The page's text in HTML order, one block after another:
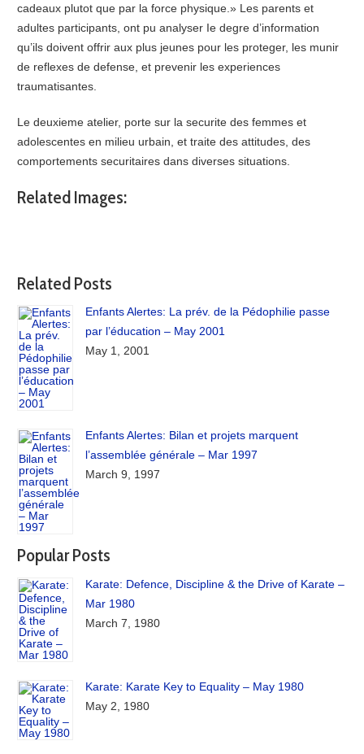
cadeaux plutot que par la force physique.» Les parents et
adultes participants, ont pu analyser Ie degre d’information
qu’ils doivent offrir aux plus jeunes pour les proteger, les munir
de reflexes de defense, et prevenir les experiences
traumatisantes.
Le deuxieme atelier, porte sur la securite des femmes et
adolescentes en milieu urbain, et traite des attitudes, des
comportements securitaires dans diverses situations.
Related Images:
Related Posts
Enfants Alertes: La prév. de la Pédophilie passe
par l’éducation – May 2001
May 1, 2001
Enfants Alertes: Bilan et projets marquent
l’assemblée générale – Mar 1997
March 9, 1997
Popular Posts
Karate: Defence, Discipline & the Drive of Karate –
Mar 1980
March 7, 1980
Karate: Karate Key to Equality – May 1980
May 2, 1980